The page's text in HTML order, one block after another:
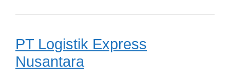
PT Logistik Express
Nusantara